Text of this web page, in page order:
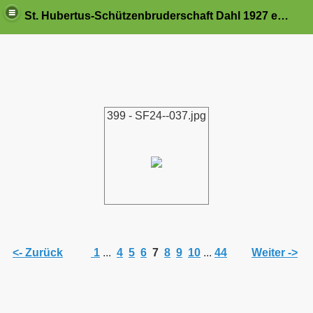
St. Hubertus-Schützenbruderschaft Dahl 1927 e.V.
399 - SF24--037.jpg
<- Zurück 1 ... 4 5 6 7 8 9 10 ... 44 Weiter ->